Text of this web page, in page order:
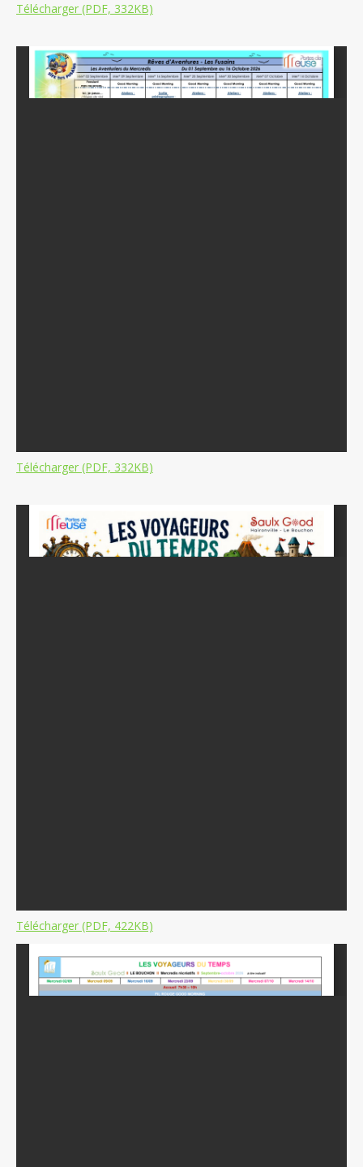
Télécharger (PDF, 332KB)
Télécharger (PDF, 332KB)
Télécharger (PDF, 422KB)